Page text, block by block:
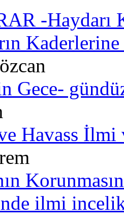
-Haydarı
Gece-
Havass İlmi
ilmi